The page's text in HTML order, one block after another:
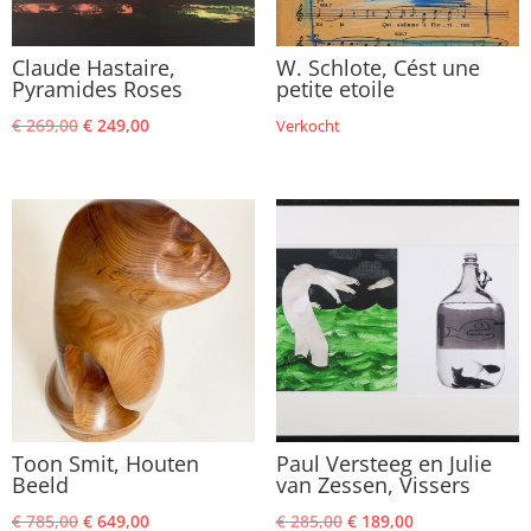
Claude Hastaire,
Pyramides Roses
€269,00 Oorspronkelijke
€ 269,00.
€ 249,00Huidige
€ 249,00.
W. Schlote, Cést une
petite etoile
Verkocht
Toon Smit, Houten
Beeld
€785,00 Oorspronkelijke
€ 649,00Huidige
Paul Versteeg en Julie
van Zessen, Vissers
€285,00 Oorspronkelijke
€189,00Huidige